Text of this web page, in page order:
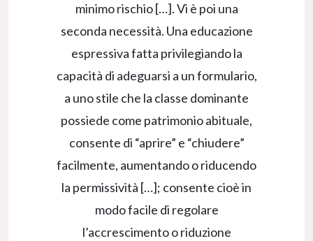
minimo rischio […]. Vi è poi una
seconda necessità. Una educazione
espressiva fatta privilegiando la
capacità di adeguarsi a un formulario,
a uno stile che la classe dominante
possiede come patrimonio abituale,
consente di “aprire” e “chiudere”
facilmente, aumentando o riducendo
la permissività […]; consente cioè in
modo facile di regolare
l’accrescimento o riduzione